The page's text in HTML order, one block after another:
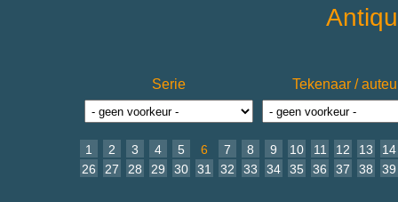
Serie Tekenaar /
1 2 3 4 5 6 7 8 9 10 11 12 13
14
26
27 28 29 30 31 32 33 34 35 36 37 38 39